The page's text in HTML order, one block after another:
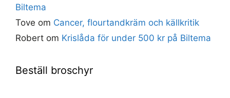
Biltema
Tove om Cancer, flourtandkräm och källkritik
Robert om Krislåda för under 500 kr på Biltema
Beställ broschyr